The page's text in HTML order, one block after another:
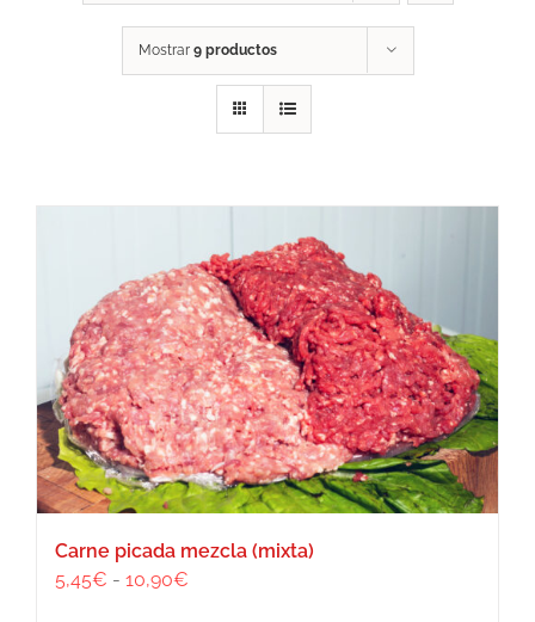
Mostrar 9 productos
Carne picada mezcla (mixta)
5,45€ - 10,90€